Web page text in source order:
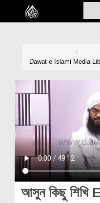
Home
Madani Channel
Volunteer Portal
Rohani Ilaj
Donation
Magazine
Dawat-e-Islami Media
আসুন কিছু শিখি